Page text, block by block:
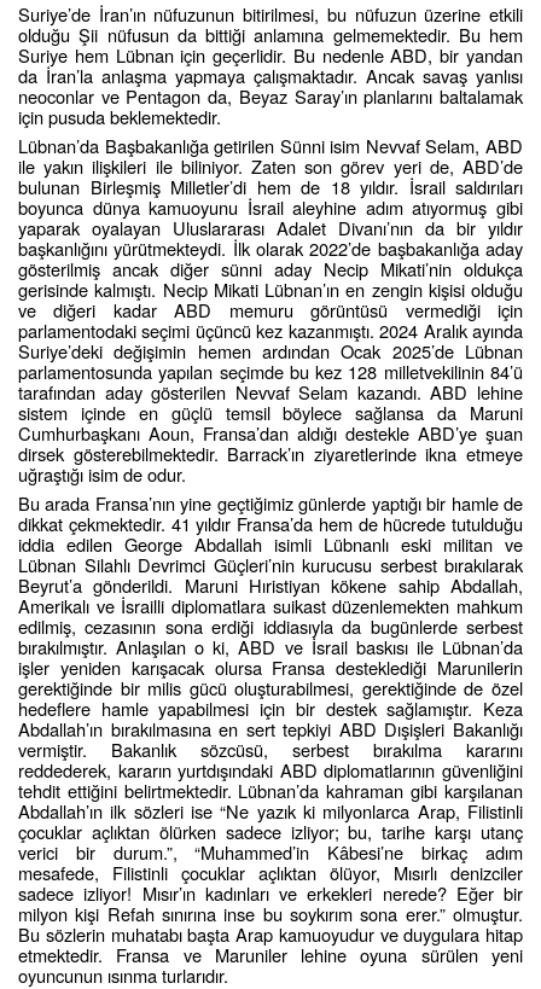
Suriye’de İran’ın nüfuzunun bitirilmesi, bu nüfuzun üzerine etkili
olduğu Şii nüfusun da bittiği anlamına gelmemektedir. Bu hem
Suriye hem Lübnan için geçerlidir. Bu nedenle ABD, bir yandan
da İran’la anlaşma yapmaya çalışmaktadır. Ancak savaş yanlısı
neoconlar ve Pentagon da, Beyaz Saray’ın planlarını baltalamak
için pusuda beklemektedir.
Lübnan’da Başbakanlığa getirilen Sünni isim Nevvaf Selam, ABD
ile yakın ilişkileri ile biliniyor. Zaten son görev yeri de, ABD’de
bulunan Birleşmiş Milletler’di hem de 18 yıldır. İsrail saldırıları
boyunca dünya kamuoyunu İsrail aleyhine adım atıyormuş gibi
yaparak oyalayan Uluslararası Adalet Divanı’nın da bir yıldır
başkanlığını yürütmekteydi. İlk olarak 2022’de başbakanlığa aday
gösterilmiş ancak diğer sünni aday Necip Mikati’nin oldukça
gerisinde kalmıştı. Necip Mikati Lübnan’ın en zengin kişisi olduğu
ve diğeri kadar ABD memuru görüntüsü vermediği için
parlamentodaki seçimi üçüncü kez kazanmıştı. 2024 Aralık ayında
Suriye’deki değişimin hemen ardından Ocak 2025’de Lübnan
parlamentosunda yapılan seçimde bu kez 128 milletvekilinin 84’ü
tarafından aday gösterilen Nevvaf Selam kazandı. ABD lehine
sistem içinde en güçlü temsil böylece sağlansa da Maruni
Cumhurbaşkanı Aoun, Fransa’dan aldığı destekle ABD’ye şuan
dirsek gösterebilmektedir. Barrack’ın ziyaretlerinde ikna etmeye
uğraştığı isim de odur.
Bu arada Fransa’nın yine geçtiğimiz günlerde yaptığı bir hamle de
dikkat çekmektedir. 41 yıldır Fransa’da hem de hücrede tutulduğu
iddia edilen George Abdallah isimli Lübnanlı eski militan ve
Lübnan Silahlı Devrimci Güçleri’nin kurucusu serbest bırakılarak
Beyrut’a gönderildi. Maruni Hıristiyan kökene sahip Abdallah,
Amerikalı ve İsrailli diplomatlara suikast düzenlemekten mahkum
edilmiş, cezasının sona erdiği iddiasıyla da bugünlerde serbest
bırakılmıştır. Anlaşılan o ki, ABD ve İsrail baskısı ile Lübnan’da
işler yeniden karışacak olursa Fransa desteklediği Marunilerin
gerektiğinde bir milis gücü oluşturabilmesi, gerektiğinde de özel
hedeflere hamle yapabilmesi için bir destek sağlamıştır. Keza
Abdallah’ın bırakılmasına en sert tepkiyi ABD Dışişleri Bakanlığı
vermiştir. Bakanlık sözcüsü, serbest bırakılma kararını
reddederek, kararın yurtdışındaki ABD diplomatlarının güvenliğini
tehdit ettiğini belirtmektedir. Lübnan’da kahraman gibi karşılanan
Abdallah’ın ilk sözleri ise “Ne yazık ki milyonlarca Arap, Filistinli
çocuklar açlıktan ölürken sadece izliyor; bu, tarihe karşı utanç
verici bir durum.”, “Muhammed’in Kâbesi’ne birkaç adım
mesafede, Filistinli çocuklar açlıktan ölüyor, Mısırlı denizciler
sadece izliyor! Mısır’ın kadınları ve erkekleri nerede? Eğer bir
milyon kişi Refah sınırına inse bu soykırım sona erer.” olmuştur.
Bu sözlerin muhatabı başta Arap kamuoyudur ve duygulara hitap
etmektedir. Fransa ve Maruniler lehine oyuna sürülen yeni
oyuncunun ısınma turlarıdır.